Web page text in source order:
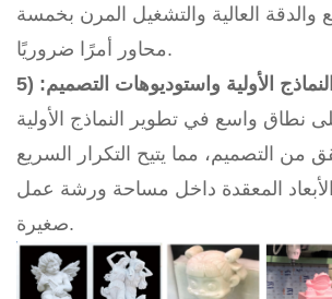
والدقة العالية والتشغيل المرن بخمسة
محاور أمرًا ضروريًا.
الأولية واستوديوهات التصميم:
نطاق واسع في تطوير النماذج الأولية
من التصميم، مما يتيح التكرار السريع
الأبعاد المعقدة داخل مساحة ورشة عمل
صغيرة.